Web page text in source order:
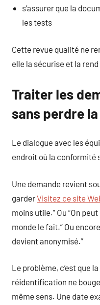
s’assurer que la
les tests
Cette revue qualité ne
elle la sécurise et la
Traiter les
sans perdre
Le dialogue avec les
endroit où la conformité
Une demande revient
garderVisitez ce site
moins utile.” Ou “On
monde le fait.” Ou
devient anonymisé.”
Le problème, c’est que
réidentification ne
même sens. Une date